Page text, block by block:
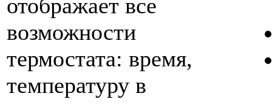
отображает все
возможности
термостата: время,
температуру в